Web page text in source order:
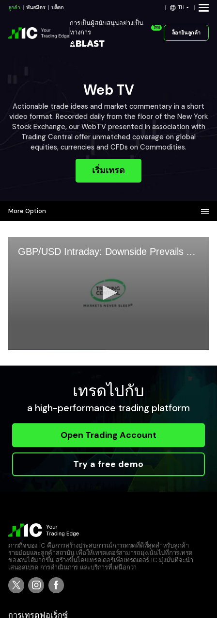
ลูกค้า พันธมิตร บล็อก TH
การเป็นผู้สนับสนุนอย่างเป็น
ทางการ
ใหม่
ล็อกอินลูกค้า
Web TV
Actionable trade ideas and market commentary in a short
video format. Recorded daily from the floor of the New York
Stock Exchange, our WebTV presented in association with
Trading Central offer unmatched coverage on global
equities, currencies and CFDs on Commodities.
เริ่มเทรด
More Option
เทรดไปกับ
a high-performance trading platform
Open Trading Account
Try a free demo
ภารกิจของ IC คือการสร้างประสบการณ์การเทรดที่ดีที่สุดสำหรับลูกค้า
รายย่อยและลูกค้าสถาบัน เพื่อให้เทรดเดอร์สามารถมุ่งเน้นไปที่การเทรด
ของตนได้มากขึ้น สร้างขึ้นโดยเทรดเดอร์เพื่อเทรดเดอร์ IC มุ่งมั่นที่จะนำ
เสนอสเปรด การดำเนินการ และบริการที่เหนือกว่า
การเทรดฟอเร็กซ์